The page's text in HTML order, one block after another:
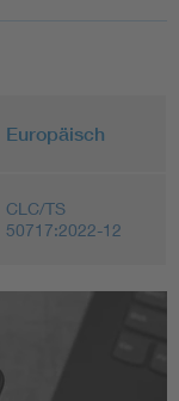
Europäisch
CLC/TS
50717:2022-12